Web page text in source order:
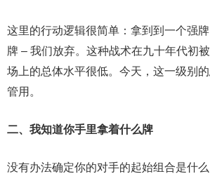
这里的行动逻辑很简单：拿到到一个强
牌 – 我们放弃。这种战术在九十年代初
场上的总体水平很低。今天，这一级别
管用。
二、我知道你手里拿着什么牌
没有办法确定你的对手的起始组合是什